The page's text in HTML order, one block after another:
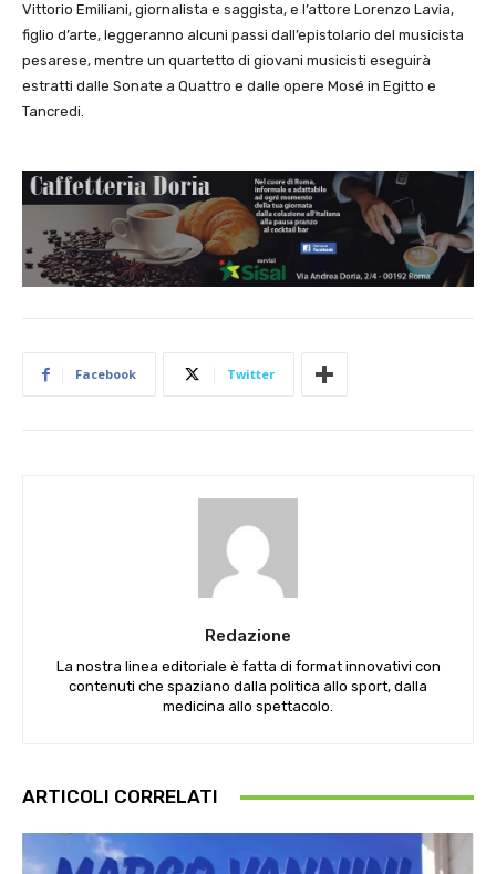
Vittorio Emiliani, giornalista e saggista, e l’attore Lorenzo Lavia,
figlio d’arte, leggeranno alcuni passi dall’epistolario del musicista
pesarese, mentre un quartetto di giovani musicisti eseguirà
estratti dalle Sonate a Quattro e dalle opere Mosé in Egitto e
Tancredi.
Facebook Twitter
Redazione
La nostra linea editoriale è fatta di format innovativi con
contenuti che spaziano dalla politica allo sport, dalla
medicina allo spettacolo.
ARTICOLI CORRELATI